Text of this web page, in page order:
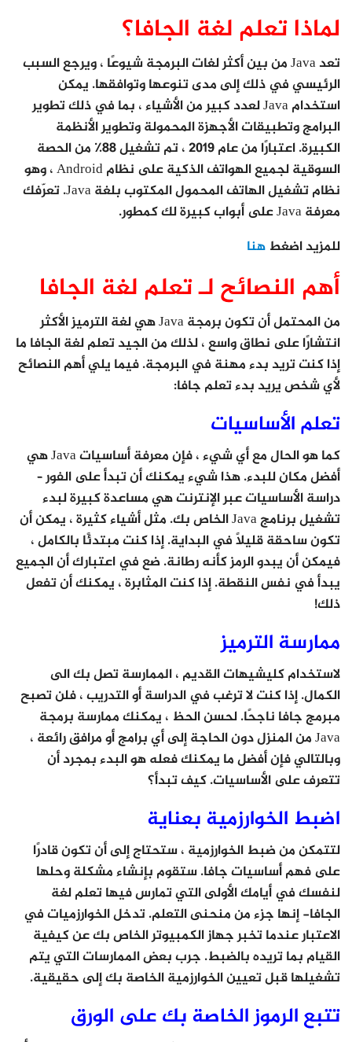
لماذا تعلم لغة الجافا؟
تعد Java من بين أكثر لغات البرمجة شيوعًا ، ويرجع السبب
الرئيسي في ذلك إلى مدى تنوعها وتوافقها. يمكن
استخدام Java لعدد كبير من الأشياء ، بما في ذلك تطوير
البرامج وتطبيقات الأجهزة المحمولة وتطوير الأنظمة
الكبيرة. اعتبارًا من عام 2019 ، تم تشغيل 88٪ من الحصة
السوقية لجميع الهواتف الذكية على نظام Android ، وهو
نظام تشغيل الهاتف المحمول المكتوب بلغة Java. تعرّفك
معرفة Java على أبواب كبيرة لك كمطور.
للمزيد اضغط هنا
أهم النصائح لـ تعلم لغة الجافا
من المحتمل أن تكون برمجة Java هي لغة الترميز الأكثر
انتشارًا على نطاق واسع ، لذلك من الجيد تعلم لغة الجافا ما
إذا كنت تريد بدء مهنة في البرمجة. فيما يلي أهم النصائح
لأي شخص يريد بدء تعلم جافا:
تعلم الأساسيات
كما هو الحال مع أي شيء ، فإن معرفة أساسيات Java هي
أفضل مكان للبدء. هذا شيء يمكنك أن تبدأ على الفور –
دراسة الأساسيات عبر الإنترنت هي مساعدة كبيرة لبدء
تشغيل برنامج Java الخاص بك. مثل أشياء كثيرة ، يمكن أن
تكون ساحقة قليلاً في البداية. إذا كنت مبتدئًا بالكامل ،
فيمكن أن يبدو الرمز كأنه رطانة. ضع في اعتبارك أن الجميع
يبدأ في نفس النقطة. إذا كنت المثابرة ، يمكنك أن تفعل
ذلك!
ممارسة الترميز
لاستخدام كليشيهات القديم ، الممارسة تصل بك الى
الكمال. إذا كنت لا ترغب في الدراسة أو التدريب ، فلن تصبح
مبرمج جافا ناجحًا. لحسن الحظ ، يمكنك ممارسة برمجة
Java من المنزل دون الحاجة إلى أي برامج أو مرافق رائعة ،
وبالتالي فإن أفضل ما يمكنك فعله هو البدء بمجرد أن
تتعرف على الأساسيات. كيف تبدأ؟
اضبط الخوارزمية بعناية
لتتمكن من ضبط الخوارزمية ، ستحتاج إلى أن تكون قادرًا
على فهم أساسيات جافا. ستقوم بإنشاء مشكلة وحلها
لنفسك في أيامك الأولى التي تمارس فيها تعلم لغة
الجافا- إنها جزء من منحنى التعلم. تدخل الخوارزميات في
الاعتبار عندما تخبر جهاز الكمبيوتر الخاص بك عن كيفية
القيام بما تريده بالضبط. جرب بعض الممارسات التي يتم
تشغيلها قبل تعيين الخوارزمية الخاصة بك إلى حقيقية.
تتبع الرموز الخاصة بك على الورق